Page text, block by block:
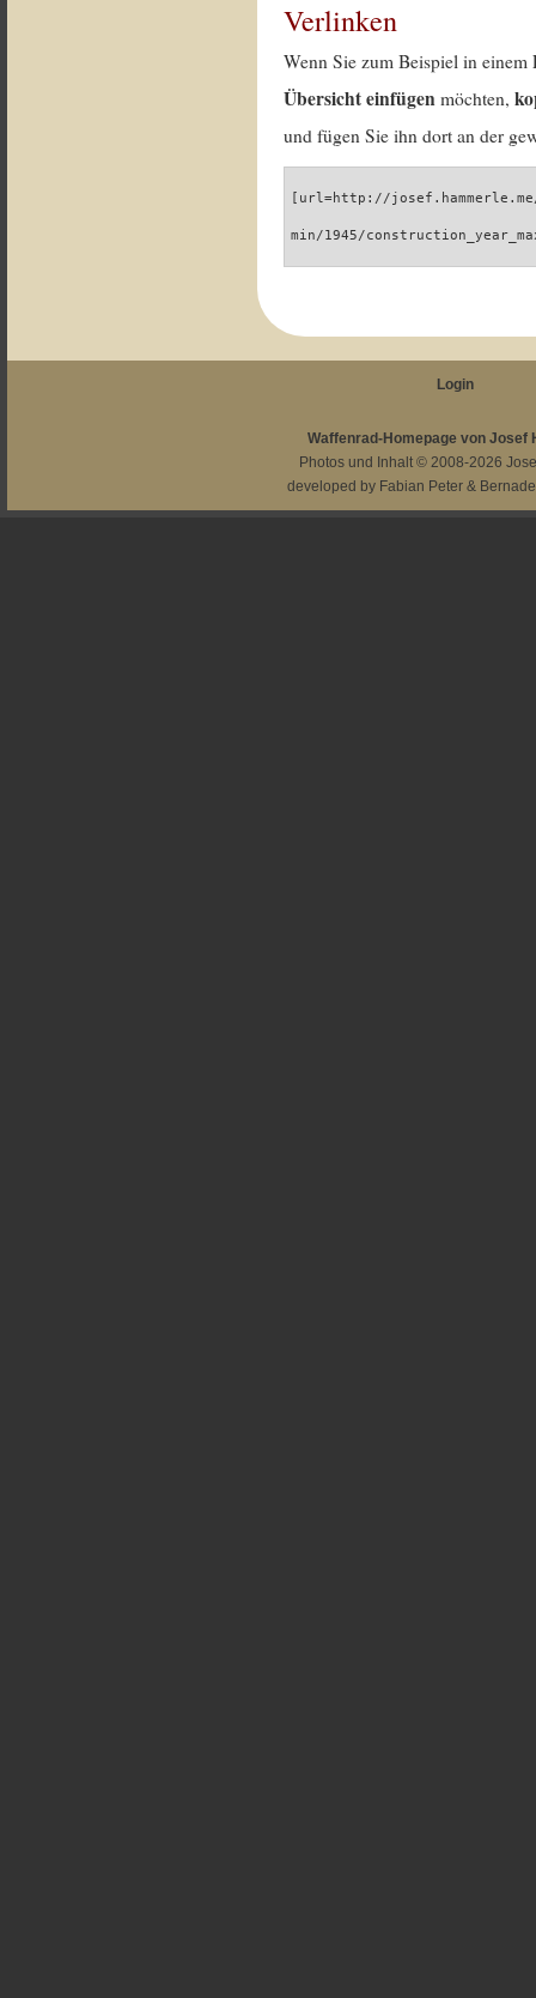
Verlinken
Wenn Sie zum Beispiel in
Übersicht einfügen möchten,
und fügen Sie ihn dort an der
[url=http://
min/1945/
Login
Waffenrad-Homepage von Josef
Photos und Inhalt © 2008-2026
developed by Fabian Peter &